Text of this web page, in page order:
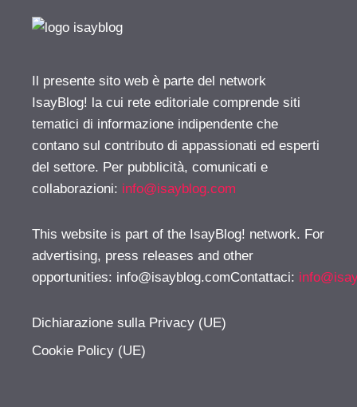
Il presente sito web è parte del network
IsayBlog! la cui rete editoriale comprende siti
tematici di informazione indipendente che
contano sul contributo di appassionati ed esperti
del settore. Per pubblicità, comunicati e
collaborazioni: info@isayblog.com
This website is part of the IsayBlog! network. For
advertising, press releases and other
opportunities: info@isayblog.comContattaci:
Dichiarazione sulla Privacy (UE)
Cookie Policy (UE)